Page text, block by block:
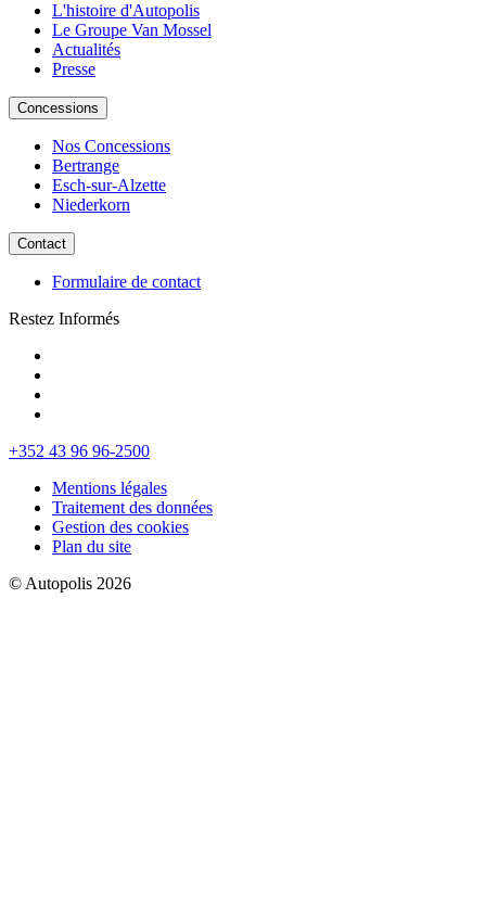
L'histoire d'Autopolis
Le Groupe Van Mossel
Actualités
Presse
Concessions
Nos Concessions
Bertrange
Esch-sur-Alzette
Niederkorn
Contact
Formulaire de contact
Restez Informés
+352 43 96 96-2500
Mentions légales
Traitement des données
Gestion des cookies
Plan du site
© Autopolis 2026